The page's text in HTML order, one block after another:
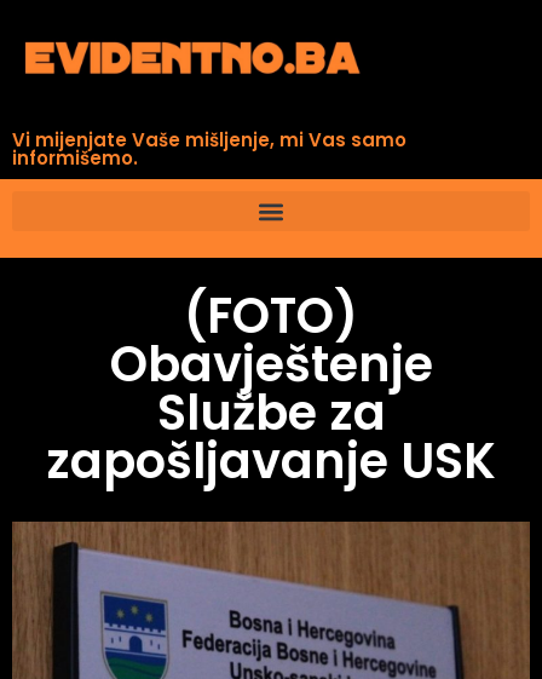
Vi mijenjate Vaše mišljenje, mi Vas samo
informišemo.
(FOTO)
Obavještenje
Službe za
zapošljavanje USK